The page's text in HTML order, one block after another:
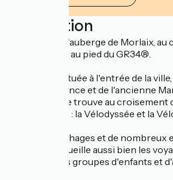
Description
Bienvenue à l'auberge de Morlaix,
magnifique et au pied du GR34®.
Idéalement située à l'entrée de la
port de plaisance et de l'ancienne
Tabacs, elle se trouve au
européennes : la Vélodyssée et la
Avec 83 couchages et de nombreux
l'auberge accueille aussi bien les
familles ou les groupes d'enfants et